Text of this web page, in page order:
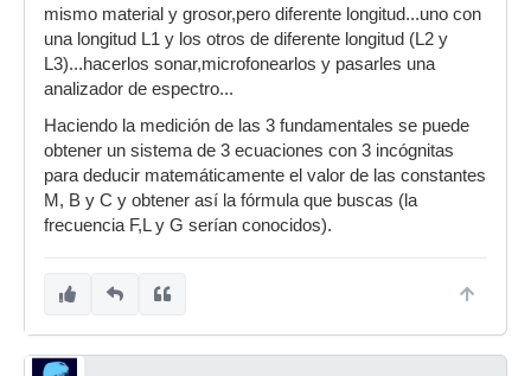
mismo material y grosor,pero diferente longitud...uno con
una longitud L1 y los otros de diferente longitud (L2 y
L3)...hacerlos sonar,microfonearlos y pasarles una
analizador de espectro...
Haciendo la medición de las 3 fundamentales se puede
obtener un sistema de 3 ecuaciones con 3 incógnitas
para deducir matemáticamente el valor de las constantes
M, B y C y obtener así la fórmula que buscas (la
frecuencia F,L y G serían conocidos).